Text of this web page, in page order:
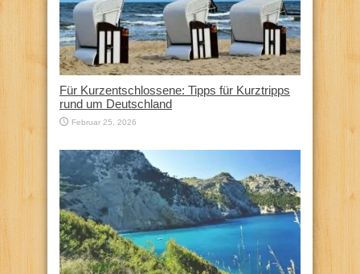
Für Kurzentschlossene: Tipps für Kurztripps
rund um Deutschland
Februar 25, 2026